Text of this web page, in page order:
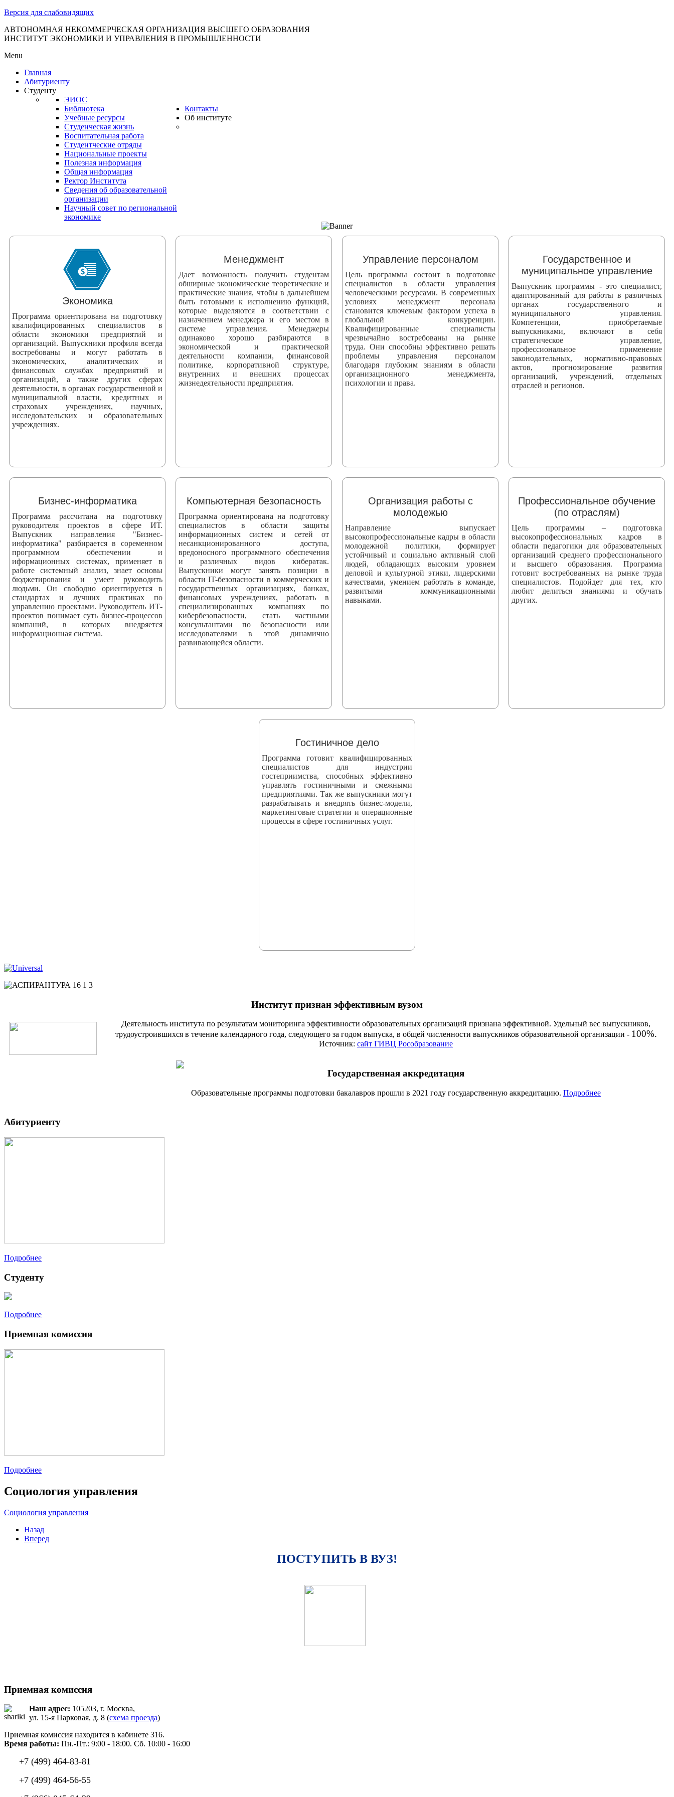
Версия для слабовидящих
АВТОНОМНАЯ НЕКОММЕРЧЕСКАЯ ОРГАНИЗАЦИЯ ВЫСШЕГО ОБРАЗОВАНИЯ
ИНСТИТУТ ЭКОНОМИКИ И УПРАВЛЕНИЯ В ПРОМЫШЛЕННОСТИ
Menu
Главная
Абитуриенту
Студенту
ЭИОС
Библиотека
Учебные ресурсы
Студенческая жизнь
Воспитательная работа
Студентческие отряды
Национальные проекты
Полезная информация
Контакты
Об институте
Общая информация
Ректор Института
Сведения об образовательной
организации
Научный совет по региональной
экономике
Экономика
Программа ориентирована на подготовку
квалифицированных специалистов в
области экономики предприятий и
организаций. Выпускники профиля всегда
востребованы и могут работать в
экономических, аналитических и
финансовых службах предприятий и
организаций, а также других сферах
деятельности, в органах государственной и
муниципальной власти, кредитных и
страховых учреждениях, научных,
исследовательских и образовательных
учреждениях.
Менеджмент
Дает возможность получить студентам
обширные экономические теоретические и
практические знания, чтобы в дальнейшем
быть готовыми к исполнению функций,
которые выделяются в соответствии с
назначением менеджера и его местом в
системе управления. Менеджеры
одинаково хорошо разбираются в
экономической и практической
деятельности компании, финансовой
политике, корпоративной структуре,
внутренних и внешних процессах
жизнедеятельности предприятия.
Управление персоналом
Цель программы состоит в подготовке
специалистов в области управления
человеческими ресурсами. В современных
условиях менеджмент персонала
становится ключевым фактором успеха в
глобальной конкуренции.
Квалифицированные специалисты
чрезвычайно востребованы на рынке
труда. Они способны эффективно решать
проблемы управления персоналом
благодаря глубоким знаниям в области
организационного менеджмента,
психологии и права.
Государственное и
муниципальное управление
Выпускник программы - это специалист,
адаптированный для работы в различных
органах государственного и
муниципального управления.
Компетенции, приобретаемые
выпускниками, включают в себя
стратегическое управление,
профессиональное применение
законодательных, нормативно-правовых
актов, прогнозирование развития
организаций, учреждений, отдельных
отраслей и регионов.
Бизнес-информатика
Программа рассчитана на подготовку
руководителя проектов в сфере ИТ.
Выпускник направления "Бизнес-
информатика" разбирается в соременном
программном обеспечении и
иформационных системах, применяет в
работе системный анализ, знает основы
бюджетирования и умеет руководить
людьми. Он свободно ориентируется в
стандартах и лучших практиках по
управлению проектами. Руководитель ИТ-
проектов понимает суть бизнес-процессов
компаний, в которых внедряется
информационная система.
Компьютерная безопасность
Программа ориентирована на подготовку
специалистов в области защиты
информационных систем и сетей от
несанкционированного доступа,
вредоносного программного обеспечения
и различных видов кибератак.
Выпускники могут занять позиции в
области IT-безопасности в коммерческих и
государственных организациях, банках,
финансовых учреждениях, работать в
специализированных компаниях по
кибербезопасности, стать частными
консультантами по безопасности или
исследователями в этой динамично
развивающейся области.
Организация работы с
молодежью
Направление выпускает
высокопрофессиональные кадры в области
молодежной политики, формирует
устойчивый и социально активный слой
людей, обладающих высоким уровнем
деловой и культурной этики, лидерскими
качествами, умением работать в команде,
развитыми коммуникационными
навыками.
Профессиональное обучение
(по отраслям)
Цель программы – подготовка
высокопрофессиональных кадров в
области педагогики для образовательных
организаций среднего профессионального
и высшего образования. Программа
готовит востребованных на рынке труда
специалистов. Подойдет для тех, кто
любит делиться знаниями и обучать
других.
Гостиничное дело
Программа готовит квалифицированных
специалистов для индустрии
гостеприимства, способных эффективно
управлять гостиничными и смежными
предприятиями. Так же выпускники могут
разрабатывать и внедрять бизнес‑модели,
маркетинговые стратегии и операционные
процессы в сфере гостиничных услуг.
Институт признан эффективным вузом
Деятельность института по результатам мониторинга эффективности образовательных организаций признана эффективной. Удельный вес выпускников,
трудоустроившихся в течение календарного года, следующего за годом выпуска, в общей численности выпускников образовательной организации - 100%.
Источник: сайт ГИВЦ Рособразование
Государственная аккредитация
Образовательные программы подготовки бакалавров прошли в 2021 году государственную аккредитацию. Подробнее
Абитуриенту
Подробнее
Студенту
Подробнее
Приемная комиссия
Подробнее
Социология управления
Социология управления
Назад
Вперед
ПОСТУПИТЬ В ВУЗ!
Приемная комиссия
Наш адрес: 105203, г. Москва,
ул. 15-я Парковая, д. 8 (схема проезда)
Приемная комиссия находится в кабинете 316.
Время работы: Пн.-Пт.: 9:00 - 18:00. Сб. 10:00 - 16:00
+7 (499) 464-83-81
+7 (499) 464-56-55